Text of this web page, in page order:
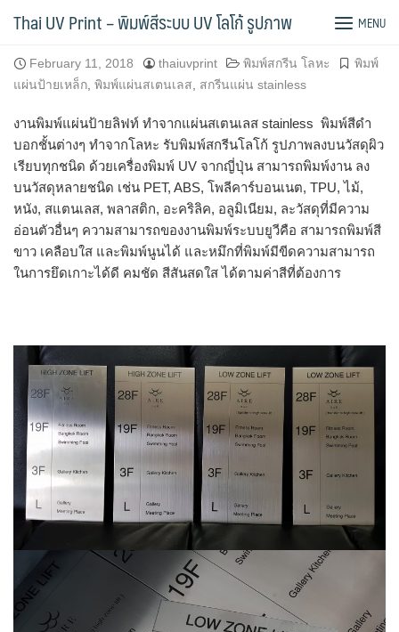
Thai UV Print – พิมพ์สีระบบ UV โลโก้ รูปภาพ MENU
พิมพ์แผ่นป้ายเหล็ก แผ่น stainless
February 11, 2018 thaiuvprint พิมพ์สกรีน โลหะ
พิมพ์
แผ่นป้ายเหล็ก พิมพ์แผ่นสเตนเลส สกรีนแผ่น stainless
งานพิมพ์แผ่นป้ายลิฟท์ ทำจากแผ่นสเตนเลส stainless พิมพ์สีดำ
บอกชั้นต่างๆ ทำจากโลหะ รับพิมพ์สกรีนโลโก้ รูปภาพลงบนวัสดุผิว
เรียบทุกชนิด ด้วยเครื่องพิมพ์ UV จากญี่ปุ่น สามารถพิมพ์งาน ลง
บนวัสดุหลายชนิด เช่น PET, ABS, โพลีคาร์บอนเนต, TPU, ไม้,
หนัง, สแตนเลส, พลาสติก, อะคริลิค, อลูมิเนียม, ละวัสดุที่มีความ
อ่อนตัวอื่นๆ ความสามารถของงานพิมพ์ระบบยูวีคือ สามารถพิมพ์สี
ขาว เคลือบใส และพิมพ์นูนได้ และหมึกที่พิมพ์มีขีดความสามารถ
ในการยึดเกาะได้ดี คมชัด สีสันสดใส ได้ตามค่าสีที่ต้องการ